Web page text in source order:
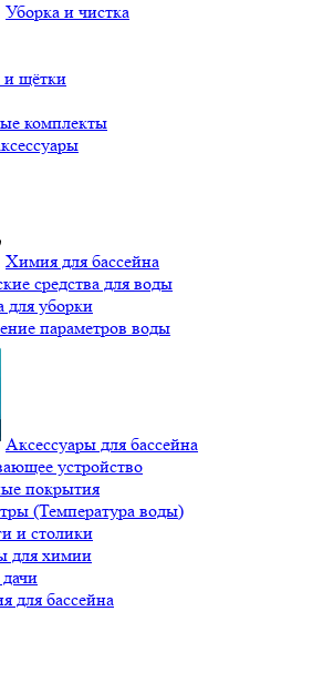
Уборка и чистка
и щётки
комплекты
Химия для бассейна
средства для воды
для уборки
параметров воды
Аксессуары для бассейна
устройство
покрытия
(Температура воды)
и столики
для химии
для бассейна